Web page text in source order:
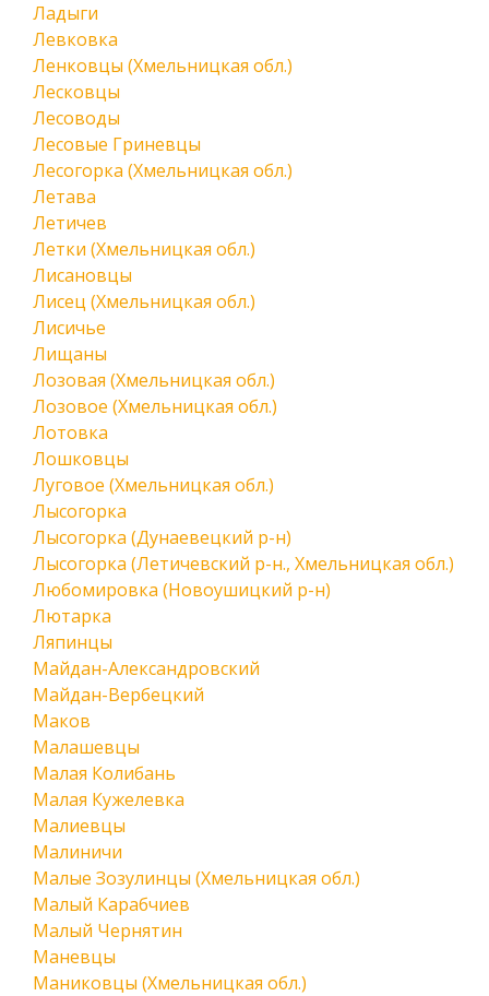
Ладыги
Левковка
Ленковцы (Хмельницкая обл.)
Лесковцы
Лесоводы
Лесовые Гриневцы
Лесогорка (Хмельницкая обл.)
Летава
Летичев
Летки (Хмельницкая обл.)
Лисановцы
Лисец (Хмельницкая обл.)
Лисичье
Лищаны
Лозовая (Хмельницкая обл.)
Лозовое (Хмельницкая обл.)
Лотовка
Лошковцы
Луговое (Хмельницкая обл.)
Лысогорка
Лысогорка (Дунаевецкий р-н)
Лысогорка (Летичевский р-н., Хмельницкая обл.)
Любомировка (Новоушицкий р-н)
Лютарка
Ляпинцы
Майдан-Александровский
Майдан-Вербецкий
Маков
Малашевцы
Малая Колибань
Малая Кужелевка
Малиевцы
Малиничи
Малые Зозулинцы (Хмельницкая обл.)
Малый Карабчиев
Малый Чернятин
Маневцы
Маниковцы (Хмельницкая обл.)